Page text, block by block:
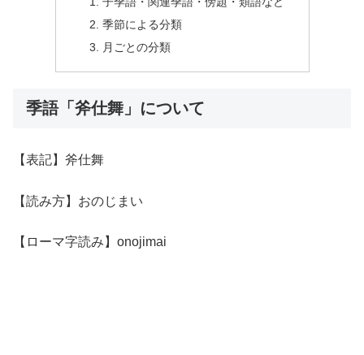
季節による分類
月ごとの分類
季語「斧仕舞」について
【表記】斧仕舞
【読み方】おのじまい
【ローマ字読み】onojimai